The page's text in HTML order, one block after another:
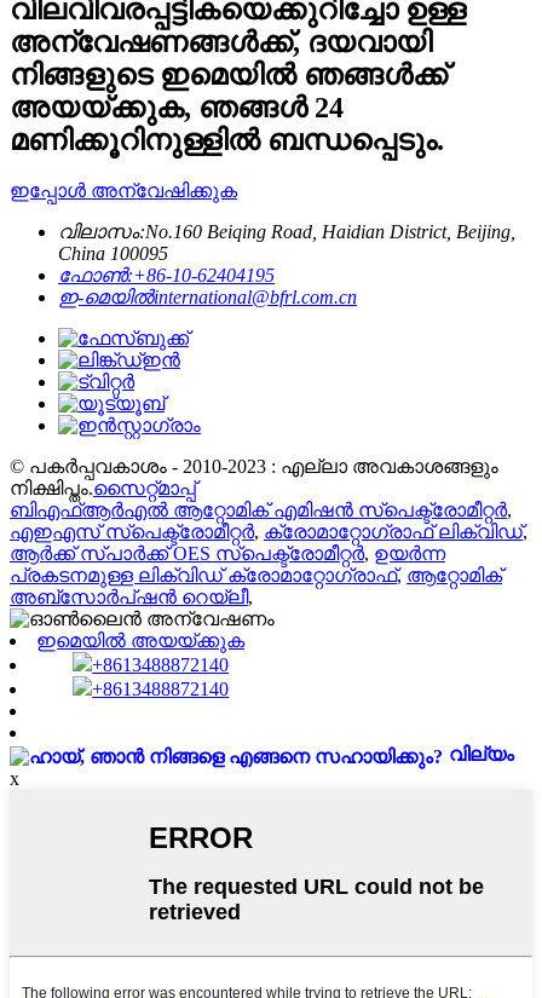
വിലവിവരപ്പട്ടികയെക്കുറിച്ചോ ഉള്ള
അന്വേഷണങ്ങൾക്ക്, ദയവായി
നിങ്ങളുടെ ഇമെയിൽ ഞങ്ങൾക്ക്
അയയ്ക്കുക, ഞങ്ങൾ 24
മണിക്കൂറിനുള്ളിൽ ബന്ധപ്പെടും.
ഇപ്പോൾ അന്വേഷിക്കുക
വിലാസം:No.160 Beiqing Road, Haidian District, Beijing,
China 100095
ഫോൺ:+86-10-62404195
ഇ-മെയിൽinternational@bfrl.com.cn
© പകർപ്പവകാശം - 2010-2023 : എല്ലാ അവകാശങ്ങളും
നിക്ഷിപ്തം.സൈറ്റ്മാപ്പ്
ബിഎഫ്ആർഎൽ ആറ്റോമിക് എമിഷൻ സ്പെക്ട്രോമീറ്റർ,
എഇഎസ് സ്പെക്ട്രോമീറ്റർ, ക്രോമാറ്റോഗ്രാഫ് ലിക്വിഡ്,
ആർക്ക് സ്പാർക്ക് OES സ്പെക്ട്രോമീറ്റർ, ഉയർന്ന
പ്രകടനമുള്ള ലിക്വിഡ് ക്രോമാറ്റോഗ്രാഫ്, ആറ്റോമിക്
അബ്സോർപ്ഷൻ റെയ്‌ലീ,
ഇമെയിൽ അയയ്ക്കുക
+8613488872140
+8613488872140
വില്യം
x